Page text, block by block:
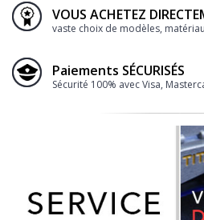
VOUS ACHETEZ
vaste choix de modèles,
Paiements SÉCURISÉS
Sécurité 100% avec Visa,